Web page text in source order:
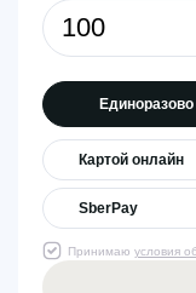
Единоразово
Картой онлайн
SberPay
Принимаю условия